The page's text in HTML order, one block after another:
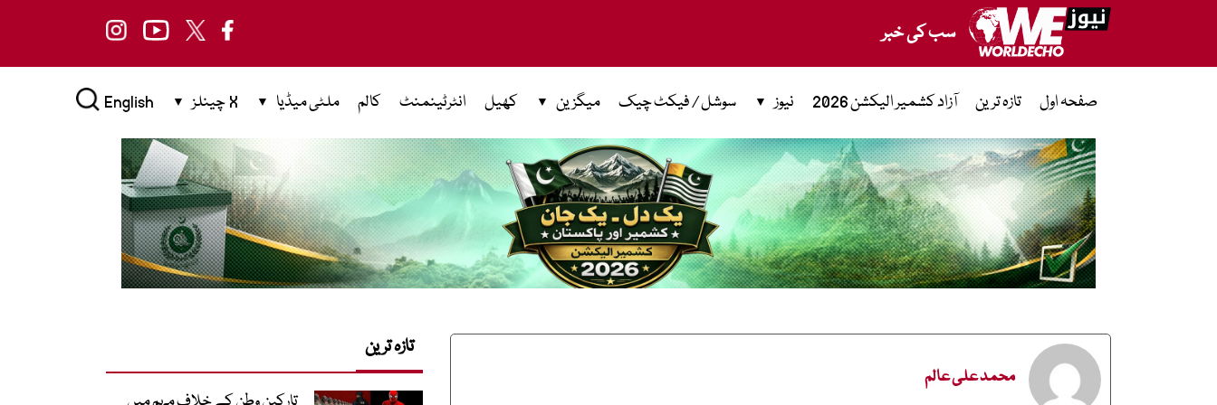
سب کی خبر
صفحہ اول تازہ ترین آزاد کشمیر الیکشن 2026 نیوز سوشل / فیکٹ چیک میگزین کھیل انٹرٹینمنٹ کالم ملٹی میڈیا X چینلز English
محمد علی عالم
تازہ ترین